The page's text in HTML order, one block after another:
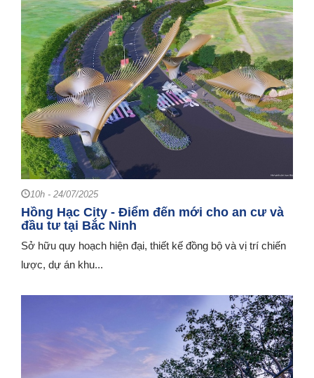
10h - 24/07/2025
Hồng Hạc City - Điểm đến mới cho an cư và
đầu tư tại Bắc Ninh
Sở hữu quy hoạch hiện đại, thiết kế đồng bộ và vị trí chiến
lược, dự án khu...